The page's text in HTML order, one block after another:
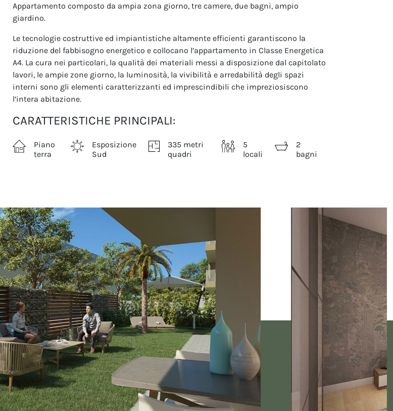
Appartamento composto da ampia zona giorno, tre camere, due bagni, ampio
giardino.
Le tecnologie costruttive ed impiantistiche altamente efficienti garantiscono la
riduzione del fabbisogno energetico e collocano l’appartamento in Classe Energetica
A4. La cura nei particolari, la qualità dei materiali messi a disposizione dal capitolato
lavori, le ampie zone giorno, la luminosità, la vivibilità e arredabilità degli spazi
interni sono gli elementi caratterizzanti ed imprescindibili che impreziosiscono
l’intera abitazione.
CARATTERISTICHE PRINCIPALI:
Piano
terra
Esposizione
Sud
335 metri
quadri
5
locali
2
bagni